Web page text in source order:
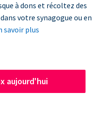
à dons et récoltez des
votre synagogue ou en
savoir plus
aujourd'hui